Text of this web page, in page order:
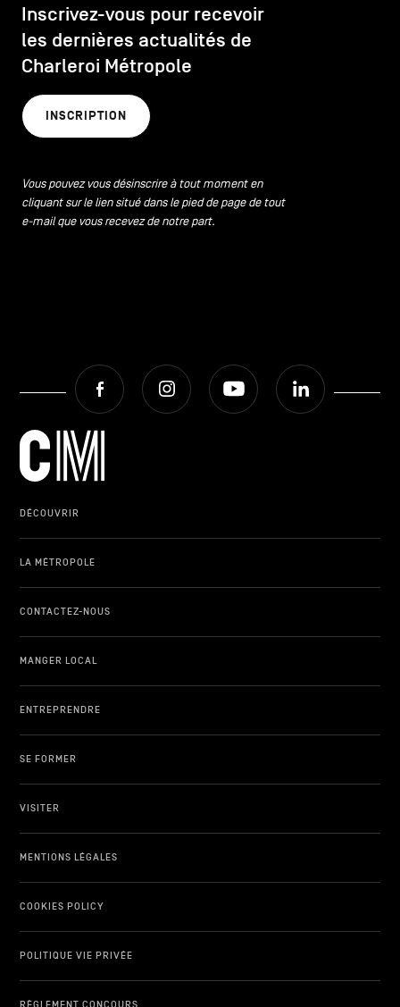
Inscrivez-vous pour recevoir
les dernières actualités de
Charleroi Métropole
INSCRIPTION
Vous pouvez vous désinscrire à tout moment en
cliquant sur le lien situé dans le pied de page de tout
e-mail que vous recevez de notre part.
Facebook Instagram Youtube
DÉCOUVRIR
LA MÉTROPOLE
CONTACTEZ-NOUS
MANGER LOCAL
ENTREPRENDRE
SE FORMER
VISITER
MENTIONS LÉGALES
COOKIES POLICY
POLITIQUE VIE PRIVÉE
RÈGLEMENT CONCOURS